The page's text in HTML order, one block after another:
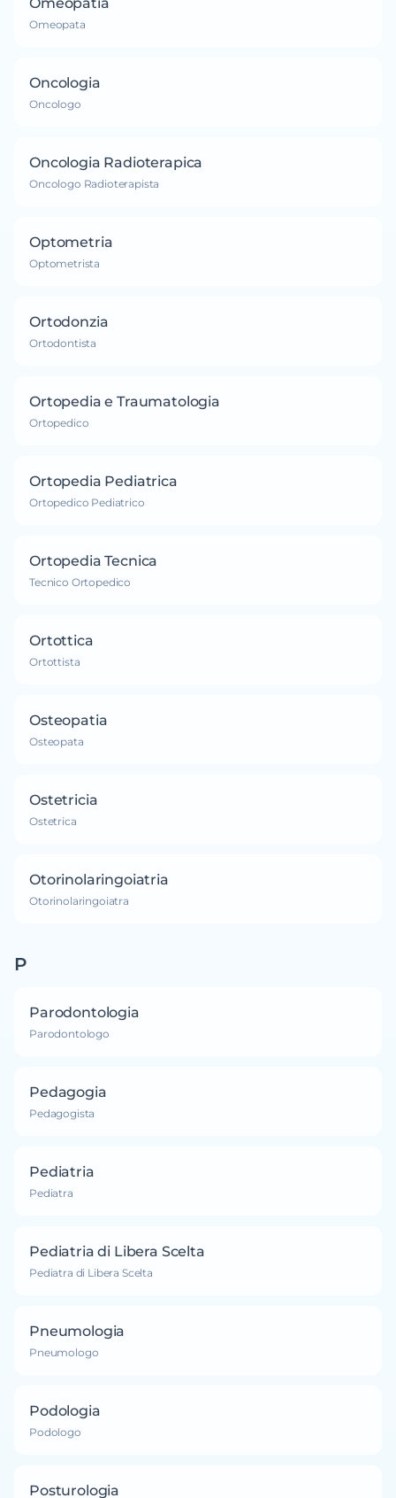
Omeopata
Oncologia
Oncologo
Oncologia Radioterapica
Oncologo Radioterapista
Optometria
Optometrista
Ortodonzia
Ortodontista
Ortopedia e Traumatologia
Ortopedico
Ortopedia Pediatrica
Ortopedico Pediatrico
Ortopedia Tecnica
Tecnico Ortopedico
Ortottica
Ortottista
Osteopatia
Osteopata
Ostetricia
Ostetrica
Otorinolaringoiatria
Otorinolaringoiatra
P
Parodontologia
Parodontologo
Pedagogia
Pedagogista
Pediatria
Pediatra
Pediatria di Libera Scelta
Pediatra di Libera Scelta
Pneumologia
Pneumologo
Podologia
Podologo
Posturologia